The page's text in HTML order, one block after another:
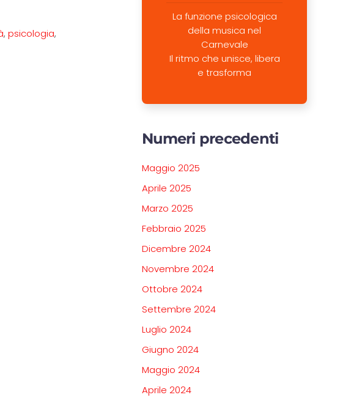
, psicologia,
La funzione psicologica
della musica nel
Carnevale
Il ritmo che unisce, libera
e trasforma
Numeri precedenti
Maggio 2025
Aprile 2025
Marzo 2025
Febbraio 2025
Dicembre 2024
Novembre 2024
Ottobre 2024
Settembre 2024
Luglio 2024
Giugno 2024
Maggio 2024
Aprile 2024